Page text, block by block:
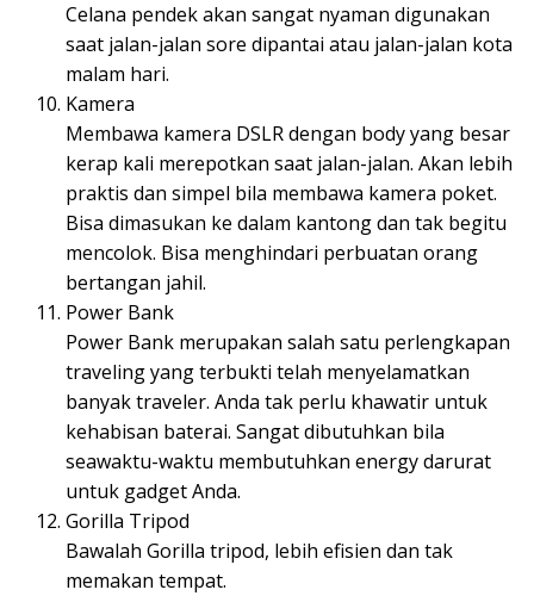
Celana pendek akan sangat nyaman digunakan
saat jalan-jalan sore dipantai atau jalan-jalan kota
malam hari.
Kamera
Membawa kamera DSLR dengan body yang besar
kerap kali merepotkan saat jalan-jalan. Akan lebih
praktis dan simpel bila membawa kamera poket.
Bisa dimasukan ke dalam kantong dan tak begitu
mencolok. Bisa menghindari perbuatan orang
bertangan jahil.
Power Bank
Power Bank merupakan salah satu perlengkapan
traveling yang terbukti telah menyelamatkan
banyak traveler. Anda tak perlu khawatir untuk
kehabisan baterai. Sangat dibutuhkan bila
seawaktu-waktu membutuhkan energy darurat
untuk gadget Anda.
Gorilla Tripod
Bawalah Gorilla tripod, lebih efisien dan tak
memakan tempat.